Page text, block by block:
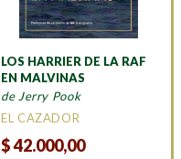
LOS HARRIER DE LA RAF
EN MALVINAS
de Jerry Pook
EL CAZADOR
$42.000,00